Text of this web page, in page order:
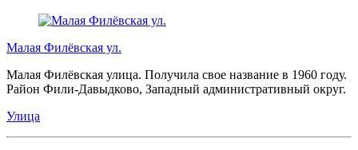
Малая Филёвская ул.
Малая Филёвская улица. Получила свое название в 1960 году.
Район Фили-Давыдково, Западный административный округ.
Улица